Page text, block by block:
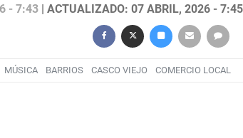
- 7:43| ACTUALIZADO: 07 ABRIL, 2026 - 7:45
MÚSICA BARRIOS CASCO VIEJO COMERCIO LOCAL